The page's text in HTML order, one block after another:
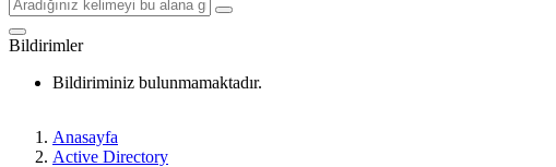
Bildirimler
Bildiriminiz bulunmamaktadır.
Anasayfa
Active Directory